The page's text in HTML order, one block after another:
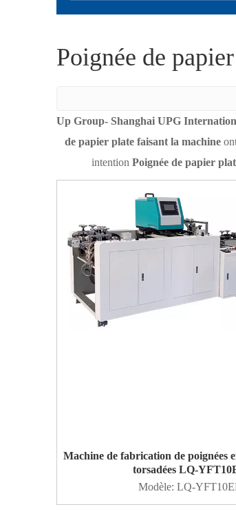
Poignée de
Up Group- Shanghai UPG
de papier plate faisant la machine
intention Poignée de papier
Machine de fabrication de poignées
torsadées LQ-
Modèle: LQ-